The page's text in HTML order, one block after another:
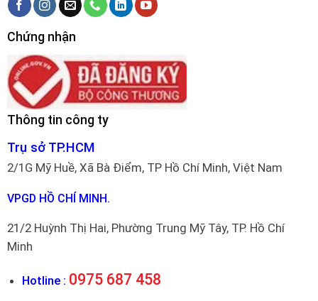
Chứng nhận
Thông tin công ty
Trụ sở TP.HCM
2/1G Mỹ Huề, Xã Bà Điểm, TP Hồ Chí Minh, Việt Nam
VPGD HỒ CHÍ MINH.
21/2 Huỳnh Thị Hai, Phường Trung Mỹ Tây, TP. Hồ Chí
Minh
Hotline : 0975 687 458